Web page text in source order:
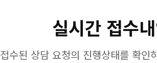
실시간 접수
접수된 상담 요청의 진행상태를 확인